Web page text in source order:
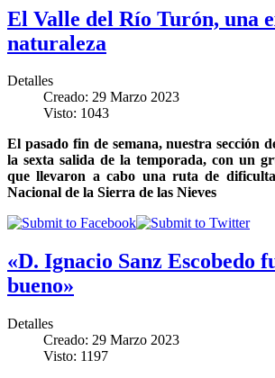
El Valle del Río Turón, una
naturaleza
Detalles
Creado: 29 Marzo 2023
Visto: 1043
El pasado fin de semana, nuestra sección
la sexta salida de la temporada, con un
que llevaron a cabo una ruta de
Nacional de la Sierra de las Nieves
«D. Ignacio Sanz Escobedo
bueno»
Detalles
Creado: 29 Marzo 2023
Visto: 1197